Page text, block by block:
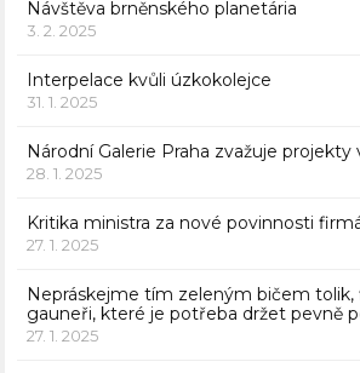
Návštěva brněnského planetária
3. 2. 2025
Interpelace kvůli úzkokolejce
31. 1. 2025
Národní Galerie Praha zvažuje projekty
28. 1. 2025
Kritika ministra za nové povinnosti
27. 1. 2025
Nepráskejme tím zeleným bičem tolik,
gauneři, které je potřeba držet pevně
27. 1. 2025